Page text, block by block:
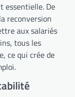
essentielle. De
reconversion
aux salariés
tous les
ce qui crée de